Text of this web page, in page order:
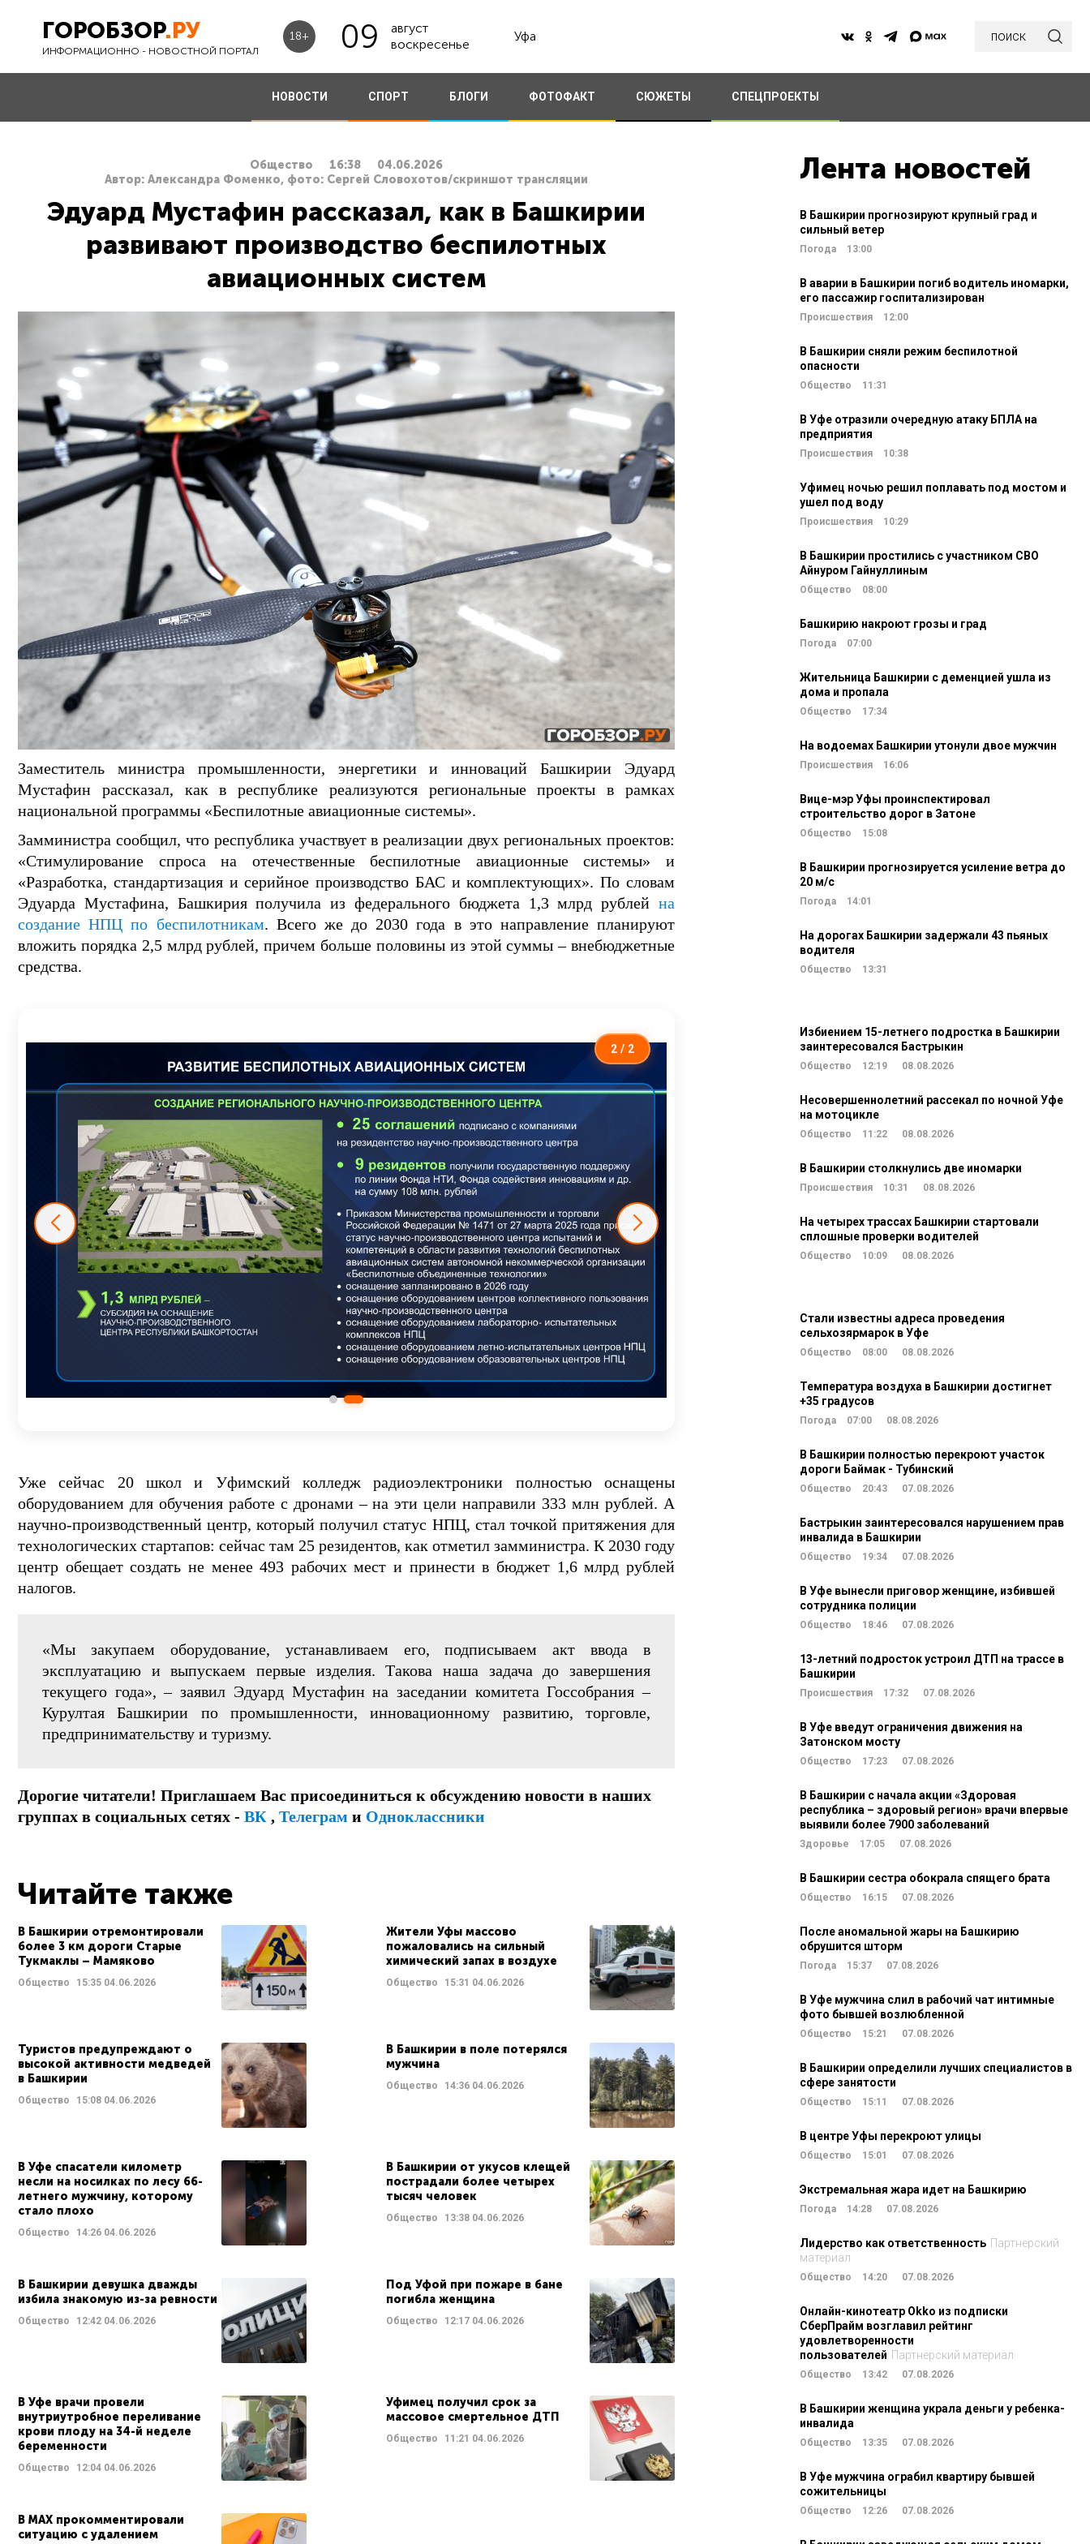
ГОРОБЗОР.РУ
ИНФОРМАЦИОННО - НОВОСТНОЙ ПОРТАЛ
18+ 09
август
воскресенье
Уфа поиск
НОВОСТИ СПОРТ БЛОГИ ФОТОФАКТ СЮЖЕТЫ СПЕЦПРОЕКТЫ
Общество 16:38
04.06.2026
Автор: Александра Фоменко, фото: Сергей Словохотов/скриншот трансляции
Эдуард Мустафин рассказал, как в Башкирии
развивают производство беспилотных
авиационных систем
Заместитель министра промышленности, энергетики и инноваций Башкирии Эдуард
Мустафин рассказал, как в республике реализуются региональные проекты в рамках
национальной программы «Беспилотные авиационные системы».
Замминистра сообщил, что республика участвует в реализации двух региональных проектов:
«Стимулирование спроса на отечественные беспилотные авиационные системы» и
«Разработка, стандартизация и серийное производство БАС и комплектующих». По словам
Эдуарда Мустафина, Башкирия получила из федерального бюджета 1,3 млрд рублей на
создание НПЦ по беспилотникам. Всего же до 2030 года в это направление планируют
вложить порядка 2,5 млрд рублей, причем больше половины из этой суммы – внебюджетные
средства.
2 / 2
Уже сейчас 20 школ и Уфимский колледж радиоэлектроники полностью оснащены
оборудованием для обучения работе с дронами – на эти цели направили 333 млн рублей. А
научно-производственный центр, который получил статус НПЦ, стал точкой притяжения для
технологических стартапов: сейчас там 25 резидентов, как отметил замминистра. К 2030 году
центр обещает создать не менее 493 рабочих мест и принести в бюджет 1,6 млрд рублей
налогов.
«Мы закупаем оборудование, устанавливаем его, подписываем акт ввода в
эксплуатацию и выпускаем первые изделия. Такова наша задача до завершения
текущего года», – заявил Эдуард Мустафин на заседании комитета Госсобрания –
Курултая Башкирии по промышленности, инновационному развитию, торговле,
предпринимательству и туризму.
Дорогие читатели! Приглашаем Вас присоединиться к обсуждению новости в наших
группах в социальных сетях - ВК , Телеграм и Одноклассники
Читайте также
В Башкирии отремонтировали
более 3 км дороги Старые
Тукмаклы – Мамяково
Общество 15:35 04.06.2026
Жители Уфы массово
пожаловались на сильный
химический запах в воздухе
Общество 15:31 04.06.2026
Туристов предупреждают о
высокой активности медведей
в Башкирии
Общество 15:08 04.06.2026
В Башкирии в поле потерялся
мужчина
Общество 14:3604.06.2026
В Уфе спасатели километр
несли на носилках по лесу 66-
летнего мужчину, которому
стало плохо
Общество 14:26 04.06.2026
В Башкирии от укусов клещей
пострадали более четырех
тысяч человек
Общество 13:3804.06.2026
В Башкирии девушка дважды
избила знакомую из-за ревности
Общество 12:42 04.06.2026
Под Уфой при пожаре в бане
погибла женщина
Общество 12:1704.06.2026
В Уфе врачи провели
внутриутробное переливание
крови плоду на 34-й неделе
беременности
Общество 12:04 04.06.2026
Уфимец получил срок за
массовое смертельное ДТП
Общество 11:21 04.06.2026
В МАХ прокомментировали
ситуацию с удалением
Лента новостей
В Башкирии прогнозируют крупный град и
сильный ветер
Погода 13:00
В аварии в Башкирии погиб водитель иномарки,
его пассажир госпитализирован
Происшествия 12:00
В Башкирии сняли режим беспилотной
опасности
Общество 11:31
В Уфе отразили очередную атаку БПЛА на
предприятия
Происшествия 10:38
Уфимец ночью решил поплавать под мостом и
ушел под воду
Происшествия 10:29
В Башкирии простились с участником СВО
Айнуром Гайнуллиным
Общество 08:00
Башкирию накроют грозы и град
Погода 07:00
Жительница Башкирии с деменцией ушла из
дома и пропала
Общество 17:34
На водоемах Башкирии утонули двое мужчин
Происшествия 16:06
Вице-мэр Уфы проинспектировал
строительство дорог в Затоне
Общество 15:08
В Башкирии прогнозируется усиление ветра до
20 м/c
Погода 14:01
На дорогах Башкирии задержали 43 пьяных
водителя
Общество 13:31
Избиением 15-летнего подростка в Башкирии
заинтересовался Бастрыкин
Общество 12:19 08.08.2026
Несовершеннолетний рассекал по ночной Уфе
на мотоцикле
Общество 11:22 08.08.2026
В Башкирии столкнулись две иномарки
Происшествия 10:31 08.08.2026
На четырех трассах Башкирии стартовали
сплошные проверки водителей
Общество 10:09 08.08.2026
Стали известны адреса проведения
сельхозярмарок в Уфе
Общество 08:00 08.08.2026
Температура воздуха в Башкирии достигнет
+35 градусов
Погода 07:00 08.08.2026
В Башкирии полностью перекроют участок
дороги Баймак - Тубинский
Общество 20:43 07.08.2026
Бастрыкин заинтересовался нарушением прав
инвалида в Башкирии
Общество 19:34 07.08.2026
В Уфе вынесли приговор женщине, избившей
сотрудника полиции
Общество 18:46 07.08.2026
13-летний подросток устроил ДТП на трассе в
Башкирии
Происшествия 17:32 07.08.2026
В Уфе введут ограничения движения на
Затонском мосту
Общество 17:23 07.08.2026
В Башкирии с начала акции «Здоровая
республика – здоровый регион» врачи впервые
выявили более 7900 заболеваний
Здоровье 17:05 07.08.2026
В Башкирии сестра обокрала спящего брата
Общество 16:15 07.08.2026
После аномальной жары на Башкирию
обрушится шторм
Погода 15:37 07.08.2026
В Уфе мужчина слил в рабочий чат интимные
фото бывшей возлюбленной
Общество 15:21 07.08.2026
В Башкирии определили лучших специалистов в
сфере занятости
Общество 15:11 07.08.2026
В центре Уфы перекроют улицы
Общество 15:01 07.08.2026
Экстремальная жара идет на Башкирию
Погода 14:28 07.08.2026
Лидерство как ответственность Партнерский
материал
Общество 14:20 07.08.2026
Онлайн-кинотеатр Okko из подписки
СберПрайм возглавил рейтинг
удовлетворенности
пользователей Партнерский материал
Общество 13:42 07.08.2026
В Башкирии женщина украла деньги у ребенка-
инвалида
Общество 13:35 07.08.2026
В Уфе мужчина ограбил квартиру бывшей
сожительницы
Общество 12:26 07.08.2026